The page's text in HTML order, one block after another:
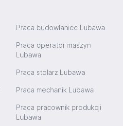
Praca budowlaniec Lubawa
Praca operator maszyn
Lubawa
Praca stolarz Lubawa
Praca mechanik Lubawa
Praca pracownik produkcji
Lubawa